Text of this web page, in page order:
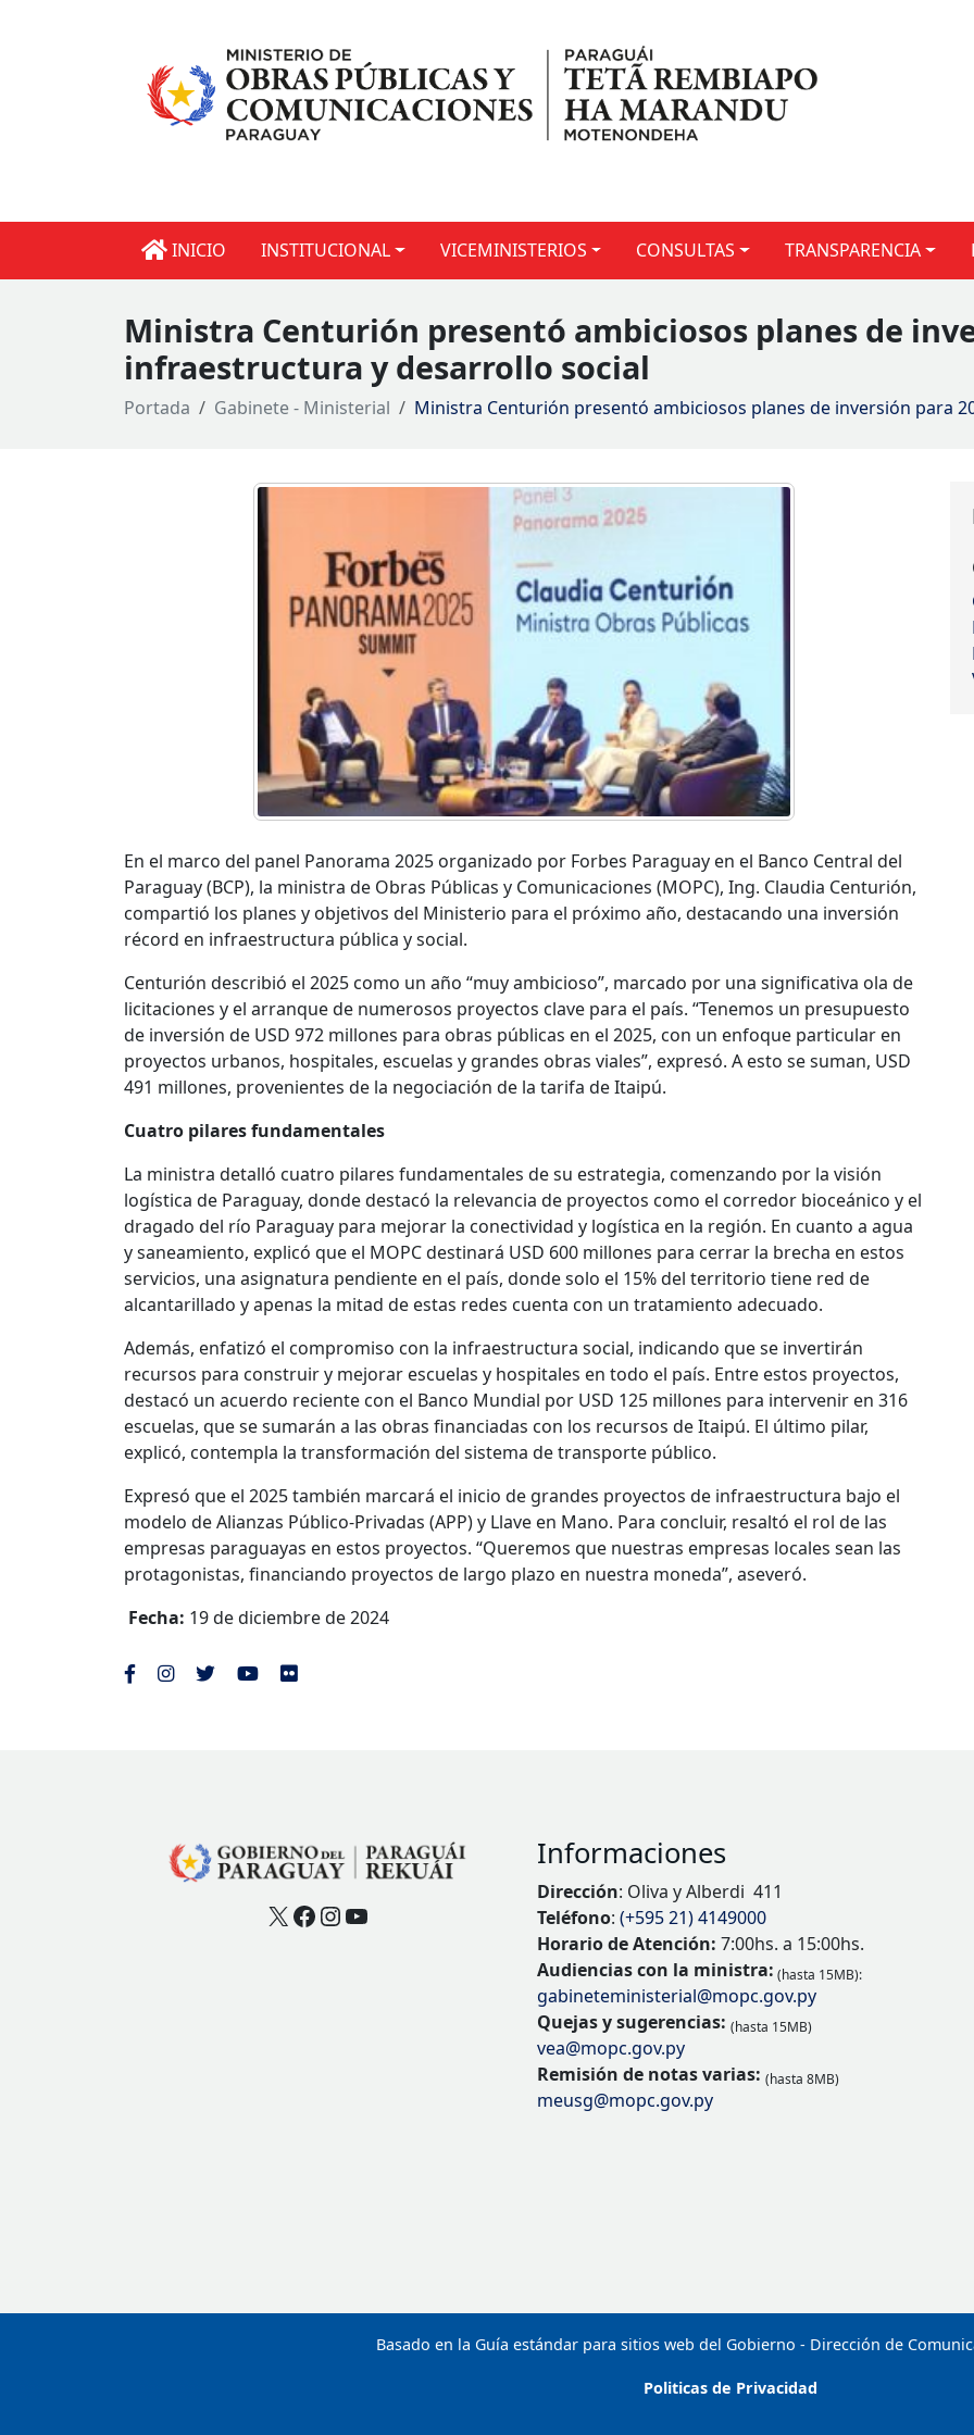
INICIO INSTITUCIONAL VICEMINISTERIOS CONSULTAS TRANSPARENCIA
Ministra Centurión presentó ambiciosos planes de
infraestructura y desarrollo social
Portada Gabinete - Ministerial Ministra Centurión presentó ambiciosos planes de inversión para
En el marco del panel Panorama 2025 organizado por Forbes Paraguay en el Banco Central del
Paraguay (BCP), la ministra de Obras Públicas y Comunicaciones (MOPC), Ing. Claudia Centurión,
compartió los planes y objetivos del Ministerio para el próximo año, destacando una inversión
récord en infraestructura pública y social.
Centurión describió el 2025 como un año “muy ambicioso”, marcado por una significativa ola de
licitaciones y el arranque de numerosos proyectos clave para el país. “Tenemos un presupuesto
de inversión de USD 972 millones para obras públicas en el 2025, con un enfoque particular en
proyectos urbanos, hospitales, escuelas y grandes obras viales”, expresó. A esto se suman, USD
491 millones, provenientes de la negociación de la tarifa de Itaipú.
Cuatro pilares fundamentales
La ministra detalló cuatro pilares fundamentales de su estrategia, comenzando por la visión
logística de Paraguay, donde destacó la relevancia de proyectos como el corredor bioceánico y el
dragado del río Paraguay para mejorar la conectividad y logística en la región. En cuanto a agua
y saneamiento, explicó que el MOPC destinará USD 600 millones para cerrar la brecha en estos
servicios, una asignatura pendiente en el país, donde solo el 15% del territorio tiene red de
alcantarillado y apenas la mitad de estas redes cuenta con un tratamiento adecuado.
Además, enfatizó el compromiso con la infraestructura social, indicando que se invertirán
recursos para construir y mejorar escuelas y hospitales en todo el país. Entre estos proyectos,
destacó un acuerdo reciente con el Banco Mundial por USD 125 millones para intervenir en 316
escuelas, que se sumarán a las obras financiadas con los recursos de Itaipú. El último pilar,
explicó, contempla la transformación del sistema de transporte público.
Expresó que el 2025 también marcará el inicio de grandes proyectos de infraestructura bajo el
modelo de Alianzas Público-Privadas (APP) y Llave en Mano. Para concluir, resaltó el rol de las
empresas paraguayas en estos proyectos. “Queremos que nuestras empresas locales sean las
protagonistas, financiando proyectos de largo plazo en nuestra moneda”, aseveró.
Fecha: 19 de diciembre de 2024
X Facebook
Instagram
YouTube
Informaciones
Dirección: Oliva y Alberdi 411
Teléfono: (+595 21) 4149000
Horario de Atención: 7:00hs. a 15:00hs.
Audiencias con la ministra: (hasta 15MB):
gabineteministerial@mopc.gov.py
Quejas y sugerencias: (hasta 15MB)
vea@mopc.gov.py
Remisión de notas varias: (hasta 8MB)
meusg@mopc.gov.py
Basado en la Guía estándar para sitios web del Gobierno - Dirección de
Politicas de Privacidad